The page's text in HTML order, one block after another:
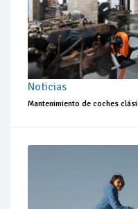
Noticias
Mantenimiento de coches